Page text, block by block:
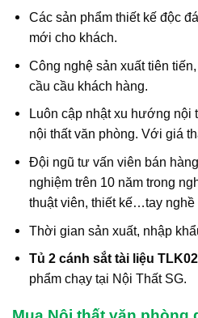
Các sản phẩm thiết kế độc
mới cho khách.
Công nghệ sản xuất tiên
cầu cầu khách hàng.
Luôn cập nhật xu hướng nội
nội thất văn phòng. Với giá
Đội ngũ tư vấn viên bán
nghiệm trên 10 năm trong
thuật viên, thiết kế…tay nghề
Thời gian sản xuất, nhập
Tủ 2 cánh sắt tài liệu TLK02
phẩm chạy tại Nội Thất SG.